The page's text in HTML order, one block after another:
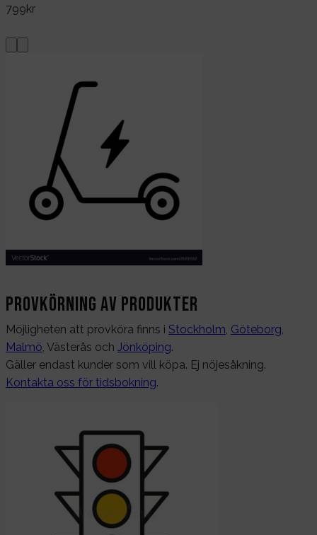
799kr
Provkörning av produkter
Möjligheten att provköra finns i Stockholm, Göteborg,
Malmö, Västerås och Jönköping.
Gäller endast kunder som vill köpa. Ej nöjesåkning.
Kontakta oss för tidsbokning.